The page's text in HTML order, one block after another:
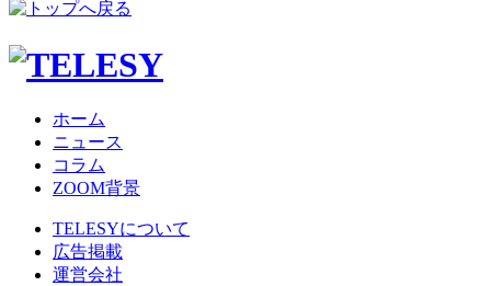
ホーム
ニュース
コラム
ZOOM背景
TELESYについて
広告掲載
運営会社